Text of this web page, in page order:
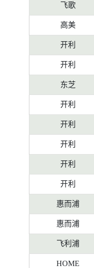
飞歌
高美
开利
开利
东芝
开利
开利
开利
开利
开利
惠而浦
惠而浦
飞利浦
HOME